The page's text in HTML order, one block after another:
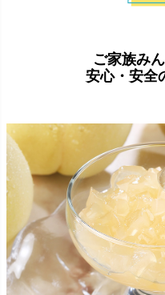
ご家族み
安心・安全